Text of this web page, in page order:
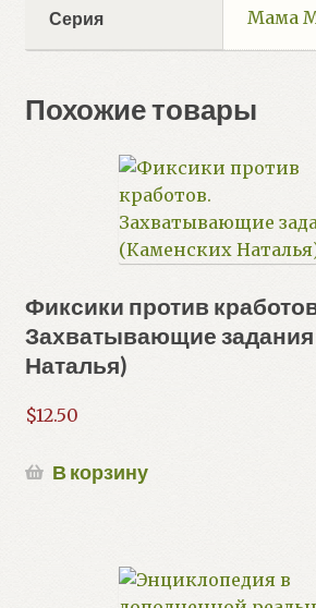
Серия Мама
Похожие товары
Фиксики против
Захватывающие
Наталья)
$12.50
В корзину